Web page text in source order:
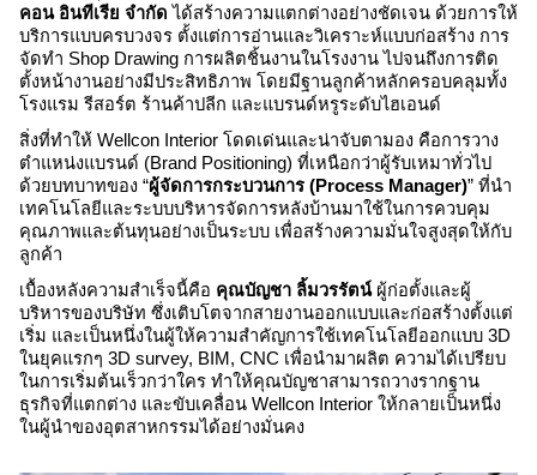
คอน อินทีเรีย จำกัด ได้สร้างความแตกต่างอย่างชัดเจน ด้วยการให้
บริการแบบครบวงจร ตั้งแต่การอ่านและวิเคราะห์แบบก่อสร้าง การ
จัดทำ Shop Drawing การผลิตชิ้นงานในโรงงาน ไปจนถึงการติด
ตั้งหน้างานอย่างมีประสิทธิภาพ โดยมีฐานลูกค้าหลักครอบคลุมทั้ง
โรงแรม รีสอร์ต ร้านค้าปลีก และแบรนด์หรูระดับไฮเอนด์
สิ่งที่ทำให้ Wellcon Interior โดดเด่นและน่าจับตามอง คือการวาง
ตำแหน่งแบรนด์ (Brand Positioning) ที่เหนือกว่าผู้รับเหมาทั่วไป
ด้วยบทบาทของ “ผู้จัดการกระบวนการ (Process Manager)” ที่นำ
เทคโนโลยีและระบบบริหารจัดการหลังบ้านมาใช้ในการควบคุม
คุณภาพและต้นทุนอย่างเป็นระบบ เพื่อสร้างความมั่นใจสูงสุดให้กับ
ลูกค้า
เบื้องหลังความสำเร็จนี้คือ คุณบัญชา ลิ้มวรรัตน์ผู้ก่อตั้งและผู้
บริหารของบริษัท ซึ่งเติบโตจากสายงานออกแบบและก่อสร้างตั้งแต่
เริ่ม และเป็นหนึ่งในผู้ให้ความสำคัญการใช้เทคโนโลยีออกแบบ 3D
ในยุคแรกๆ 3D survey, BIM, CNC เพื่อนำมาผลิต ความได้เปรียบ
ในการเริ่มต้นเร็วกว่าใคร ทำให้คุณบัญชาสามารถวางรากฐาน
ธุรกิจที่แตกต่าง และขับเคลื่อน Wellcon Interior ให้กลายเป็นหนึ่ง
ในผู้นำของอุตสาหกรรมได้อย่างมั่นคง